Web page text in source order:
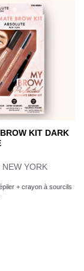
KIT DARK
YORK
+ crayon à sourcils